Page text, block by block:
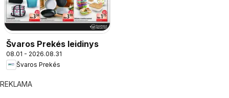
Švaros Prekés leidinys
08.01 - 2026.08.31
Švaros Prekés
REKLAMA